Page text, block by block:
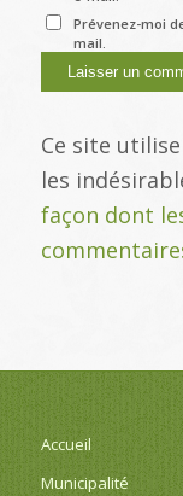
Prévenez-moi
mail.
Ce site
les
façon dont
Accueil
Municipalité